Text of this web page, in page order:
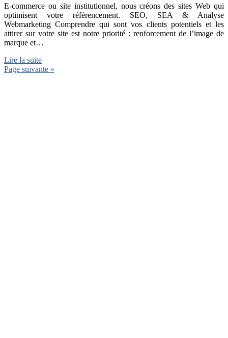
E-commerce ou site institutionnel, nous créons des sites Web qui
optimisent votre référencement. SEO, SEA & Analyse
Webmarketing Comprendre qui sont vos clients potentiels et les
attirer sur votre site est notre priorité : renforcement de l’image de
marque et…
Lire la suite
Page suivante »